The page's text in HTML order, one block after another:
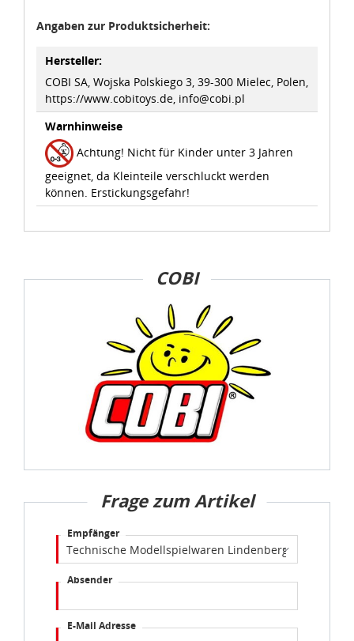
Datenschutzbestimmungen
Angaben zur Produktsicherheit:
Hersteller:
COBI SA, Wojska Polskiego 3, 39-300 Mielec, Polen,
https://www.cobitoys.de, info@cobi.pl
Warnhinweise
Achtung! Nicht für Kinder unter 3 Jahren
geeignet, da Kleinteile verschluckt werden
können. Erstickungsgefahr!
COBI
Frage zum Artikel
Empfänger
Absender
E-Mail Adresse